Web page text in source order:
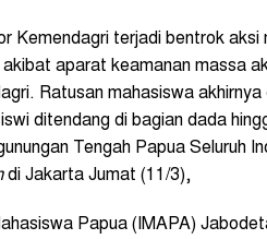
Kemendagri terjadi bentrok
akibat aparat keamanan massa
Ratusan mahasiswa
ditendang di bagian dada
Tengah Papua Seluruh
di Jakarta Jumat (11/3),
Papua (IMAPA)